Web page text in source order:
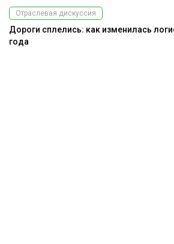
Отраслевая дискуссия
Дороги сплелись: как изменилась
года